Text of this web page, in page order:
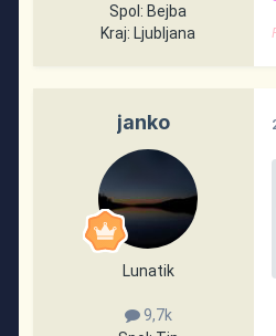
Spol: Bejba
Kraj: Ljubljana
janko
Lunatik
9,7k